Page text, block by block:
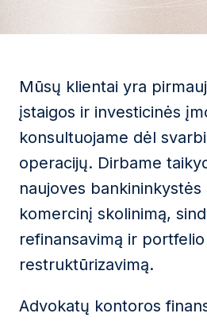
Mūsų klientai yra
įstaigos ir investicinės
konsultuojame dėl
operacijų. Dirbame
naujoves
komercinį skolinimą,
refinansavimą ir portfelio
restruktūrizavimą.
Advokatų kontoros